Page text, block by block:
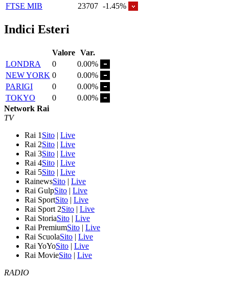
FTSE MIB
23707 -1.45%
Indici Esteri
Valore Var.
LONDRA
0
0.00%
NEW YORK 0
0.00%
PARIGI
0
0.00%
TOKYO
0
0.00%
Network Rai
TV
Rai 1 Sito | Live
Rai 2Sito | Live
Rai 3Sito | Live
Rai 4Sito | Live
Rai 5Sito | Live
RainewsSito | Live
Rai GulpSito | Live
Rai SportSito | Live
Rai Sport 2Sito | Live
Rai StoriaSito | Live
Rai PremiumSito | Live
Rai ScuolaSito | Live
Rai YoYoSito | Live
Rai MovieSito | Live
RADIO